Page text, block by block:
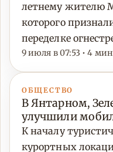
летнему жителю
которого
переделке
9 июля в 07:53 • 4
ОБЩЕСТВО
В Янтарном,
улучшили
К началу
курортных